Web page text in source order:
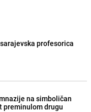
profesorica
na simboličan
preminulom drugu